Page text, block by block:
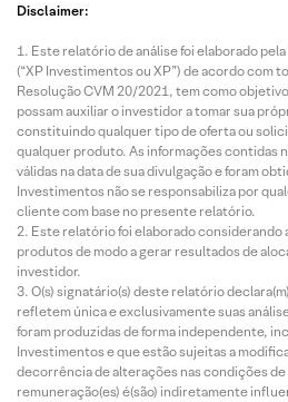
Seman
a |
Copom
reduz
Selic e
FIIs
movime
ntam a
seman
a
1 lucra
R$ 44,5
milhões
com
venda
do
HGLG
Itapevi I
Disclaimer:
Este relatório de análise foi elaborado
(“XP Investimentos ou XP”) de acordo com
Resolução CVM 20/2021, tem como
possam auxiliar o investidor a tomar sua
constituindo qualquer tipo de oferta ou
qualquer produto. As informações contidas
válidas na data de sua divulgação e foram
Investimentos não se responsabiliza por
cliente com base no presente relatório.
Este relatório foi elaborado considerando
produtos de modo a gerar resultados de
investidor.
O(s) signatário(s) deste relatório
refletem única e exclusivamente suas
foram produzidas de forma independente,
Investimentos e que estão sujeitas a
decorrência de alterações nas condições de
remuneração(es) é(são) indiretamente